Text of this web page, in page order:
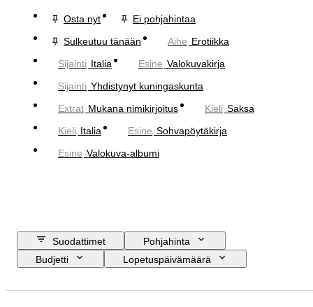
Osta nyt
Ei pohjahintaa
Sulkeutuu tänään
Aihe Erotiikka
Sijainti Italia Esine Valokuvakirja
Sijainti Yhdistynyt kuningaskunta
Extrat Mukana nimikirjoitus Kieli Saksa
Kieli Italia Esine Sohvapöytäkirja
Esine Valokuva-albumi
Suodattimet
Pohjahinta
Budjetti
Lopetuspäivämäärä